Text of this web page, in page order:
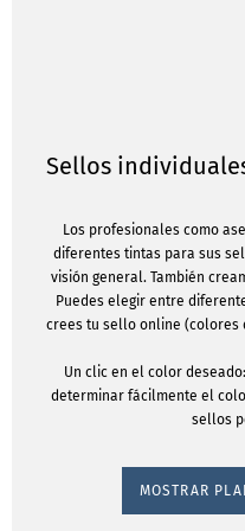
Sellos
Los profesionales como
diferentes tintas para sus
visión general. También
Puedes elegir entre
crees tu sello online (colores
Un clic en el color
determinar fácilmente el
sellos
MOSTRAR